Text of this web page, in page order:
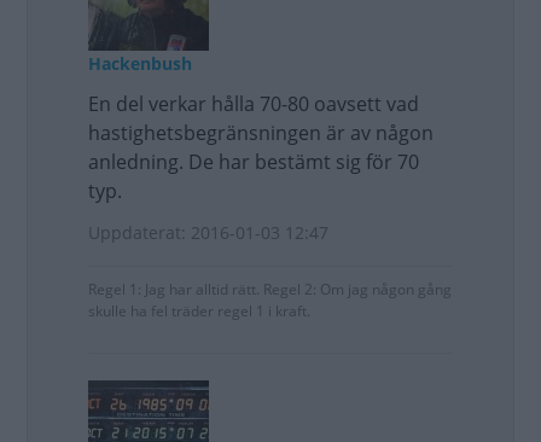
Hackenbush
En del verkar hålla 70-80 oavsett vad
hastighetsbegränsningen är av någon
anledning. De har bestämt sig för 70
typ.
Uppdaterat: 2016-01-03 12:47
Regel 1: Jag har alltid rätt. Regel 2: Om jag någon gång
skulle ha fel träder regel 1 i kraft.